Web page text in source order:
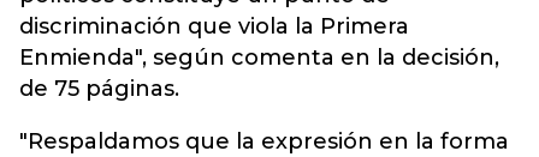
discriminación que viola la Primera
Enmienda", según comenta en la decisión,
de 75 páginas.
"Respaldamos que la expresión en la forma